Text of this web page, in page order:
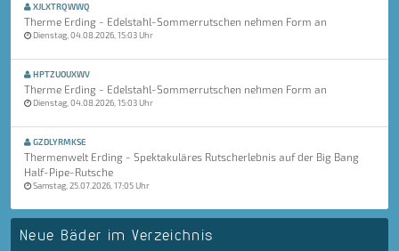
XJLXTRQWWQ
Therme Erding - Edelstahl-Sommerrutschen nehmen Form an
Dienstag, 04.08.2026, 15:03 Uhr
HPTZUOUXWV
Therme Erding - Edelstahl-Sommerrutschen nehmen Form an
Dienstag, 04.08.2026, 15:03 Uhr
GZDLYRMKSE
Thermenwelt Erding - Spektakuläres Rutscherlebnis auf der Big Bang
Half-Pipe-Rutsche
Samstag, 25.07.2026, 17:05 Uhr
Neue Bäder im Verzeichnis